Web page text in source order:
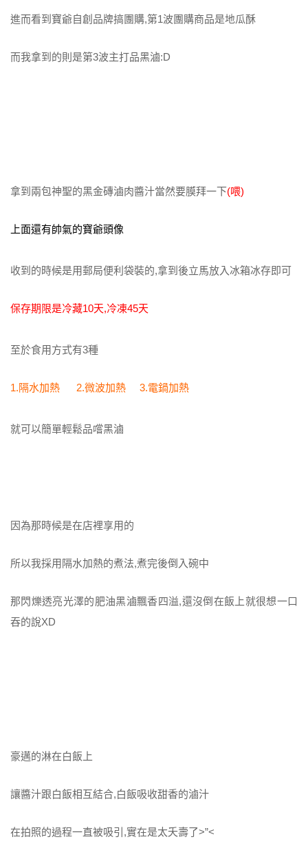
進而看到寶爺自創品牌搞團購,第1波團購商品是地瓜酥
而我拿到的則是第3波主打品黑滷:D
拿到兩包神聖的黑金磚滷肉醬汁當然要膜拜一下(喂)
上面還有帥氣的寶爺頭像
收到的時候是用郵局便利袋裝的,拿到後立馬放入冰箱冰存即可
保存期限是冷藏10天,冷凍45天
至於食用方式有3種
1.隔水加熱 2.微波加熱 3.電鍋加熱
就可以簡單輕鬆品嚐黑滷
因為那時候是在店裡享用的
所以我採用隔水加熱的煮法,煮完後倒入碗中
那閃爍透亮光澤的肥油黑滷飄香四溢,還沒倒在飯上就很想一口
吞的說XD
豪邁的淋在白飯上
讓醬汁跟白飯相互結合,白飯吸收甜香的滷汁
在拍照的過程一直被吸引,實在是太夭壽了>”<